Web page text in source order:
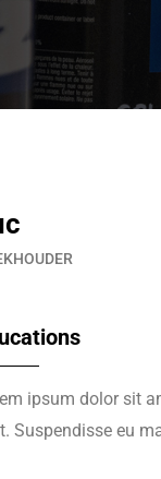
ipsum dolor sit
Suspendisse eu